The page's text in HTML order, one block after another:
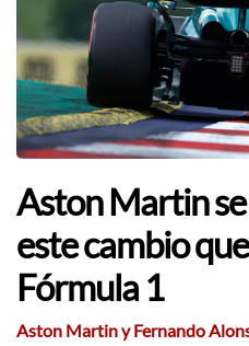
Aston Martin
este cambio
Fórmula 1
Aston Martin y Fernando